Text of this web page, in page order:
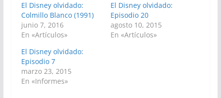
El Disney olvidado:
Colmillo Blanco (1991)
junio 7, 2016
En «Artículos»
El Disney olvidado:
Episodio 20
agosto 10, 2015
En «Artículos»
El Disney olvidado:
Episodio 7
marzo 23, 2015
En «Informes»